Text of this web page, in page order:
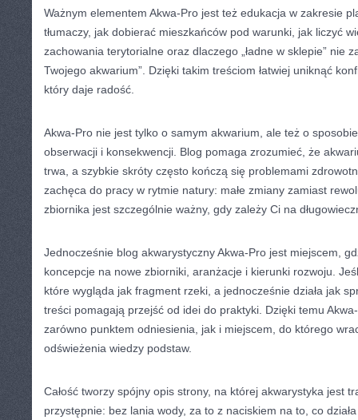
Ważnym elementem Akwa-Pro jest też edukacja w zakresie
tłumaczy, jak dobierać mieszkańców pod warunki, jak liczyć
zachowania terytorialne oraz dlaczego „ładne w sklepie” nie
Twojego akwarium”. Dzięki takim treściom łatwiej uniknąć
który daje radość.
Akwa-Pro nie jest tylko o samym akwarium, ale też o
obserwacji i konsekwencji. Blog pomaga zrozumieć, że
trwa, a szybkie skróty często kończą się problemami
zachęca do pracy w rytmie natury: małe zmiany zamiast
zbiornika jest szczególnie ważny, gdy zależy Ci na
Jednocześnie blog akwarystyczny Akwa-Pro jest miejscem,
koncepcje na nowe zbiorniki, aranżacje i kierunki rozwoju.
które wygląda jak fragment rzeki, a jednocześnie działa jak
treści pomagają przejść od idei do praktyki. Dzięki temu
zarówno punktem odniesienia, jak i miejscem, do którego
odświeżenia wiedzy podstaw.
Całość tworzy spójny opis strony, na której akwarystyka jest
przystępnie: bez lania wody, za to z naciskiem na to, co